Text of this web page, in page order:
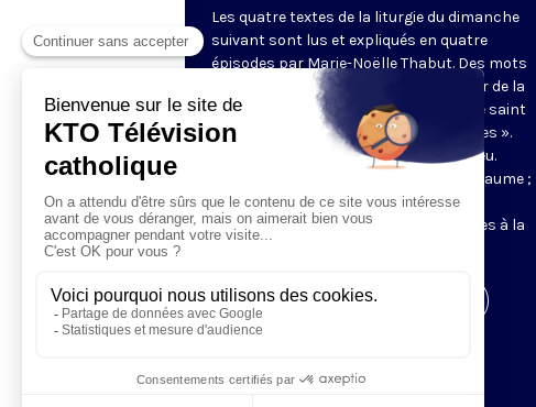
Les quatre textes de la liturgie du dimanche
suivant sont lus et expliqués en quatre
épisodes par Marie-Noëlle Thabut. Des mots
simples et lumineux pour aller au cœur de la
Révélation biblique, entrer dans ce que saint
Luc appelle « l’intelligence des Écritures ».
Chaque jour, vivez avec la Parole de Dieu.
Lundi, la première lecture ; mardi, le psaume ;
mercredi, la deuxième lecture ; jeudi,
l’Évangile ; vendredi, les quatre épisodes à la
Visiter la page de l'émission